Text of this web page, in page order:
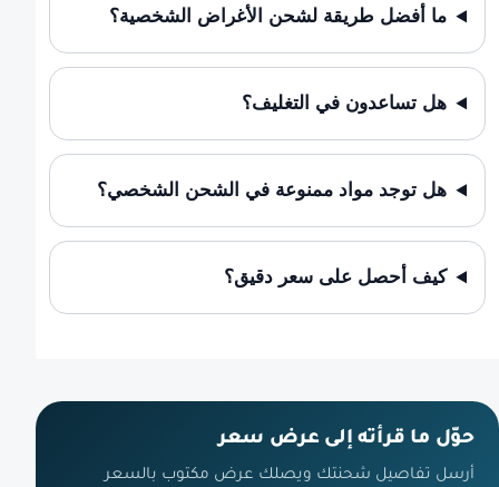
ما أفضل طريقة لشحن الأغراض الشخصية؟
هل تساعدون في التغليف؟
هل توجد مواد ممنوعة في الشحن الشخصي؟
كيف أحصل على سعر دقيق؟
حوّل ما قرأته إلى عرض سعر
أرسل تفاصيل شحنتك ويصلك عرض مكتوب بالسعر